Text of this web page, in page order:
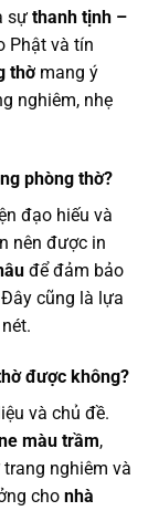
sựthanh tịnh –
Phật và tín
thờ mang ý
nghiêm, nhẹ
phòng thờ?
đạo hiếu và
nên được in
để đảm bảo
cũng là lựa
được không?
và chủ đề.
màu trầm,
nghiêm và
cho nhà